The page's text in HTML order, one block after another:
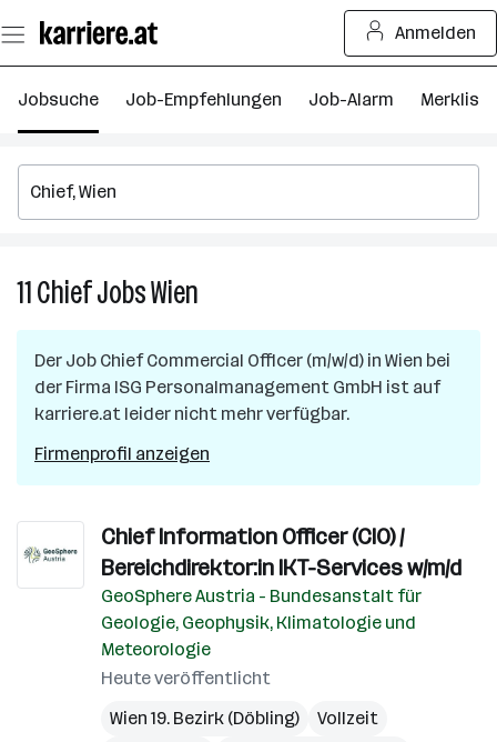
Seiteninhalt
springen
Anmelden
Jobsuche Job-Empfehlungen Job-Alarm Merkliste
11ChiefJobsWien
in
Wien
Der Job Chief Commercial Officer (m/w/d) in Wien bei
der Firma ISG Personalmanagement GmbH ist auf
karriere.at leider nicht mehr verfügbar.
Firmenprofil anzeigen
Chief Information Officer (CIO) /
Bereichdirektor:in IKT-Services w/m/d
GeoSphere Austria - Bundesanstalt für
Geologie, Geophysik, Klimatologie und
Meteorologie
Heute veröffentlicht
Wien 19. Bezirk (Döbling)
Vollzeit